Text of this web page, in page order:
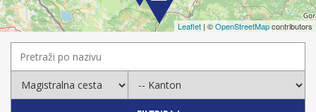
Leaflet | ©OpenStreetMapcontributors